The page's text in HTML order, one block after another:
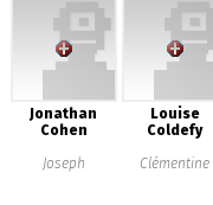
Jonathan
Cohen
Joseph
Louise
Coldefy
Clémentine